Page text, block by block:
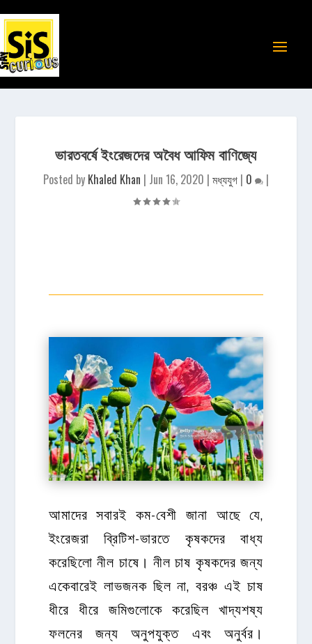
ভারতবর্ষে ইংরেজদের অবৈধ আফিম বাণিজ্যে
Posted by Khaled Khan | Jun 16, 2020 | মধ্যযুগ | 0 |
আমাদের সবারই কম-বেশী জানা আছে যে,
ইংরেজরা ব্রিটিশ-ভারতে কৃষকদের বাধ্য
করেছিলো নীল চাষে। নীল চাষ কৃষকদের জন্য
একেবারেই লাভজনক ছিল না, বরঞ্চ এই চাষ
ধীরে ধীরে জমিগুলোকে করেছিল খাদ্যশষ্য
ফলনের জন্য অনুপযুক্ত এবং অনুর্বর।